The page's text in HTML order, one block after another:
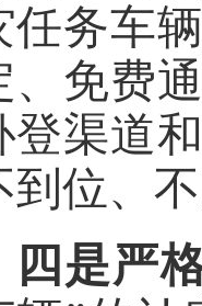
任务车
、免费
登渠道
到位、
四是严